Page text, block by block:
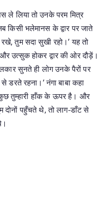
ले लिया तो उनके परम मित्र
किसी भलेमानस के द्वार पर जाते
तुम सदा सुखी रहो।’ यह तो
उत्सुक होकर द्वार की ओर दौड़ें।
सुनते ही लोग उनके पैरों पर
डरते रहना।’ नंगा बाबा कहा
तुम्हारी हाँक के ऊपर है। और
पहुँचते थे, तो लाग-डाँट से